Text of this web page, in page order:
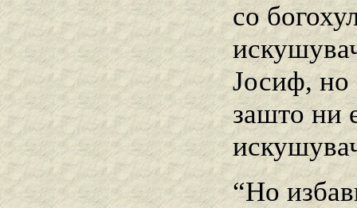
со
Јосиф, но
зашто ни
“Но